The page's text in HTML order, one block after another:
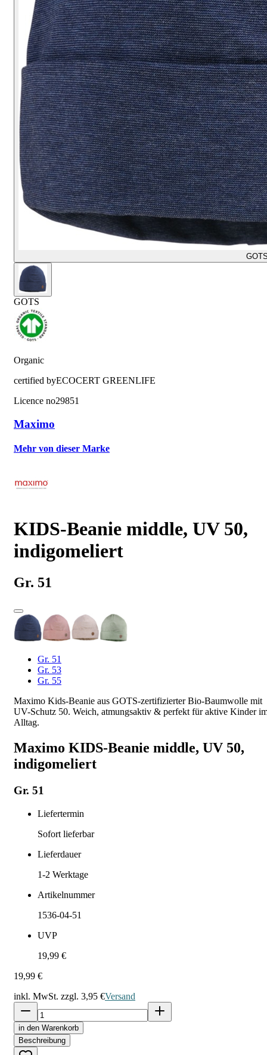
GOTS
Organic
certified byECOCERT GREENLIFE
Licence no29851
Maximo
Mehr von dieser Marke
KIDS-Beanie middle, UV 50,
indigomeliert
Gr. 51
Gr. 51
Gr. 53
Gr. 55
Maximo Kids-Beanie aus GOTS-zertifizierter Bio-Baumwolle mit
UV-Schutz 50. Weich, atmungsaktiv & perfekt für aktive Kinder
Alltag.
Maximo KIDS-Beanie middle, UV 50,
indigomeliert
Gr. 51
Liefertermin
Sofort lieferbar
Lieferdauer
1-2 Werktage
Artikelnummer
1536-04-51
UVP
19,99 €
19,99 €
inkl. MwSt. zzgl. 3,95 €Versand
in den Warenkorb
Beschreibung